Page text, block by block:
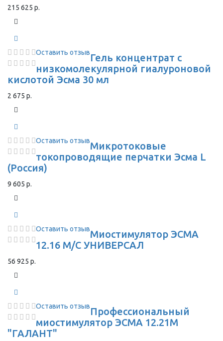
215 625 р.
Оставить отзывГель концентрат с
низкомолекулярной гиалуроновой
кислотой Эсма 30 мл
2 675 р.
Оставить отзывМикротоковые
токопроводящие перчатки Эсма L
(Россия)
9 605 р.
Оставить отзывМиостимулятор ЭСМА
12.16 М/С УНИВЕРСАЛ
56 925 р.
Оставить отзывПрофессиональный
миостимулятор ЭСМА 12.21М
"ГАЛАНТ"